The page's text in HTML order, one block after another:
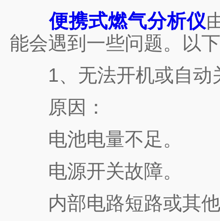
便携式燃气分析仪
能会遇到一些问题。以
1、无法开机或自动
原因：
电池电量不足。
电源开关故障。
内部电路短路或其他